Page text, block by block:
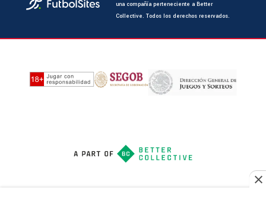
una compañía perteneciente a Better
Collective. Todos los derechos reservados.